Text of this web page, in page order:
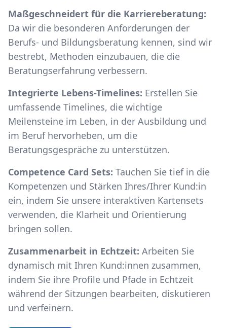
Maßgeschneidert für die Karriereberatung:
Da wir die besonderen Anforderungen der
Berufs- und Bildungsberatung kennen, sind wir
bestrebt, Methoden einzubauen, die die
Beratungserfahrung verbessern.
Integrierte Lebens-Timelines: Erstellen Sie
umfassende Timelines, die wichtige
Meilensteine im Leben, in der Ausbildung und
im Beruf hervorheben, um die
Beratungsgespräche zu unterstützen.
Competence Card Sets: Tauchen Sie tief in die
Kompetenzen und Stärken Ihres/Ihrer Kund:in
ein, indem Sie unsere interaktiven Kartensets
verwenden, die Klarheit und Orientierung
bringen sollen.
Zusammenarbeit in Echtzeit: Arbeiten Sie
dynamisch mit Ihren Kund:innen zusammen,
indem Sie ihre Profile und Pfade in Echtzeit
während der Sitzungen bearbeiten, diskutieren
und verfeinern.